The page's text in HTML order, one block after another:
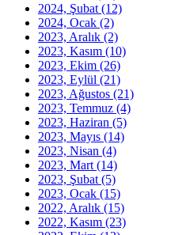
2024, Şubat (12)
2024, Ocak (2)
2023, Aralık (2)
2023, Kasım (10)
2023, Ekim (26)
2023, Eylül (21)
2023, Ağustos (21)
2023, Temmuz (4)
2023, Haziran (5)
2023, Mayıs (14)
2023, Nisan (4)
2023, Mart (14)
2023, Şubat (5)
2023, Ocak (15)
2022, Aralık (15)
2022, Kasım (23)